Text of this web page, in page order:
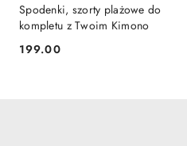
Spodenki, szorty plażowe do
kompletu z Twoim Kimono
Cena:
199.00